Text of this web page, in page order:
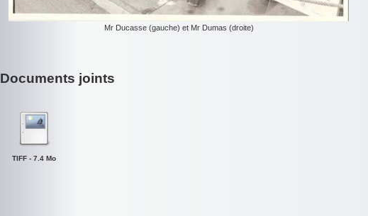
Mr Ducasse (gauche) et Mr Dumas (droite)
Documents joints
TIFF - 7.4 Mo